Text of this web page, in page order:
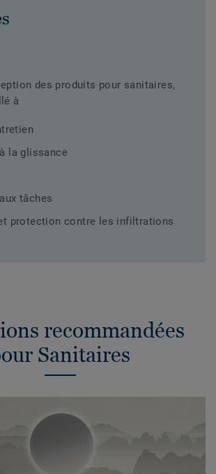
des produits pour sanitaires,
à
la glissance
tâches
protection contre les infiltrations
recommandées
Sanitaires